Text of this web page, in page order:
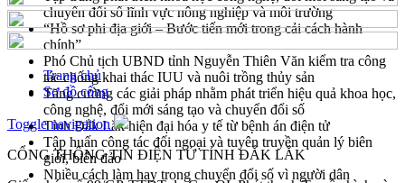
chuyển đổi số lĩnh vực nông nghiệp và môi trường
“Hồ sơ phi địa giới – Bước tiến mới trong cải cách hành
chính”
Phó Chủ tịch UBND tỉnh Nguyễn Thiên Văn kiểm tra công
tác chống khai thác IUU và nuôi trồng thủy sản
Tăng cường các giải pháp nhằm phát triển hiệu quả khoa học,
công nghệ, đổi mới sáng tạo và chuyển đổi số
Tỉnh Đắk Lắk hiện đại hóa y tế từ bệnh án điện tử
Tập huấn công tác đối ngoại và tuyên truyền quản lý biên
giới, biển đảo
Nhiều cách làm hay trong chuyển đổi số vì người dân
Trang chủ
Sơ đồ cổng
Toggle navigation
CỔNG THÔNG TIN ĐIỆN TỬ TỈNH ĐẮK LẮK